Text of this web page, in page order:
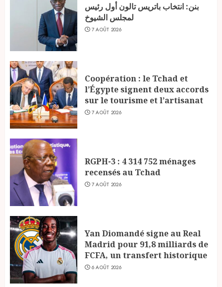
بنن: انتخاب باتريس تالون أول رئيس
لمجلس الشيوخ
7 AOÛT 2026
Coopération : le Tchad et
l’Égypte signent deux accords
sur le tourisme et l’artisanat
7 AOÛT 2026
RGPH-3 : 4 314 752 ménages
recensés au Tchad
7 AOÛT 2026
Yan Diomandé signe au Real
Madrid pour 91,8 milliards de
FCFA, un transfert historique
6 AOÛT 2026